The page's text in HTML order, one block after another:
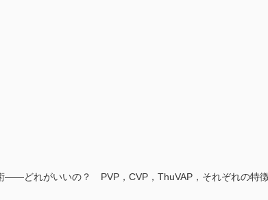
――どれがいいの？ PVP，CVP，ThuVAP，それぞれの特